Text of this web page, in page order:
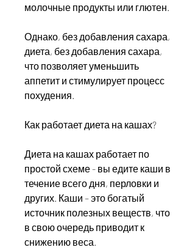
молочные продукты или глютен.
Однако, без добавления сахара,
диета, без добавления сахара,
что позволяет уменьшить
аппетит и стимулирует процесс
похудения.
Как работает диета на кашах?
Диета на кашах работает по
простой схеме - вы едите каши в
течение всего дня, перловки и
других. Каши – это богатый
источник полезных веществ, что
в свою очередь приводит к
снижению веса.